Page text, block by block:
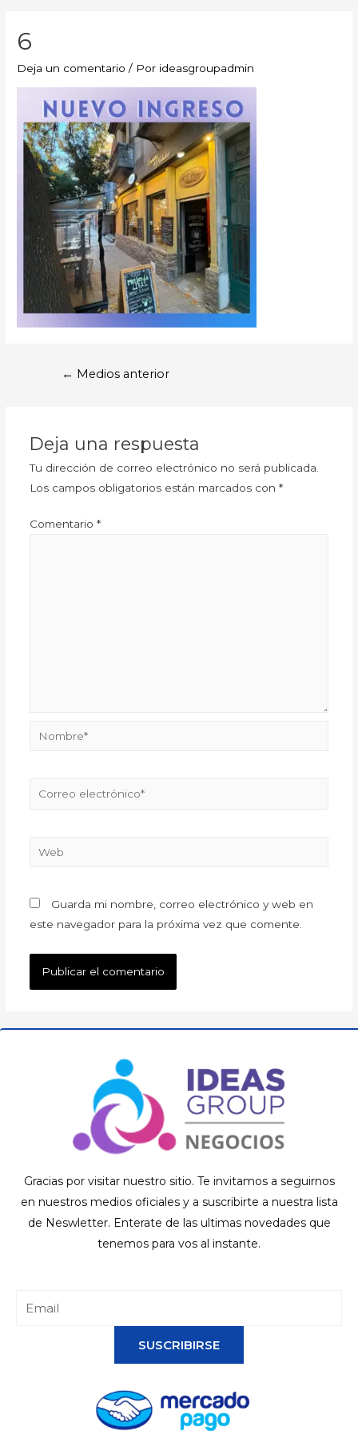
6
Deja un comentario / Por ideasgroupadmin
← Medios anterior
Deja una respuesta
Tu dirección de correo electrónico no será publicada.
Los campos obligatorios están marcados con *
Comentario *
Guarda mi nombre, correo electrónico y web en
este navegador para la próxima vez que comente.
Gracias por visitar nuestro sitio. Te invitamos a seguirnos
en nuestros medios oficiales y a suscribirte a nuestra lista
de Neswletter. Enterate de las ultimas novedades que
tenemos para vos al instante.
SUSCRIBIRSE